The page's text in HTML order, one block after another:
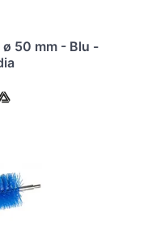
50 mm - Blu -